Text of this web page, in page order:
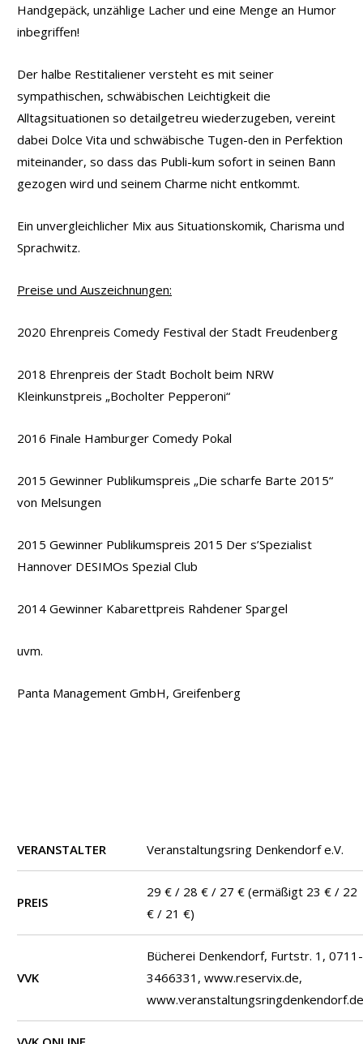
Handgepäck, unzählige Lacher und eine Menge an Humor
inbegriffen!
Der halbe Restitaliener versteht es mit seiner
sympathischen, schwäbischen Leichtigkeit die
Alltagsituationen so detailgetreu wiederzugeben, vereint
dabei Dolce Vita und schwäbische Tugen-den in Perfektion
miteinander, so dass das Publi-kum sofort in seinen Bann
gezogen wird und seinem Charme nicht entkommt.
Ein unvergleichlicher Mix aus Situationskomik, Charisma und
Sprachwitz.
Preise und Auszeichnungen:
2020 Ehrenpreis Comedy Festival der Stadt Freudenberg
2018 Ehrenpreis der Stadt Bocholt beim NRW
Kleinkunstpreis „Bocholter Pepperoni“
2016 Finale Hamburger Comedy Pokal
2015 Gewinner Publikumspreis „Die scharfe Barte 2015“
von Melsungen
2015 Gewinner Publikumspreis 2015 Der s’Spezialist
Hannover DESIMOs Spezial Club
2014 Gewinner Kabarettpreis Rahdener Spargel
uvm.
Panta Management GmbH, Greifenberg
VERANSTALTER Veranstaltungsring Denkendorf e.V.
PREIS
29 € / 28 € / 27 € (ermäßigt 23 € / 22
€ / 21 €)
VVK
Bücherei Denkendorf, Furtstr. 1, 0711-
3466331, www.reservix.de,